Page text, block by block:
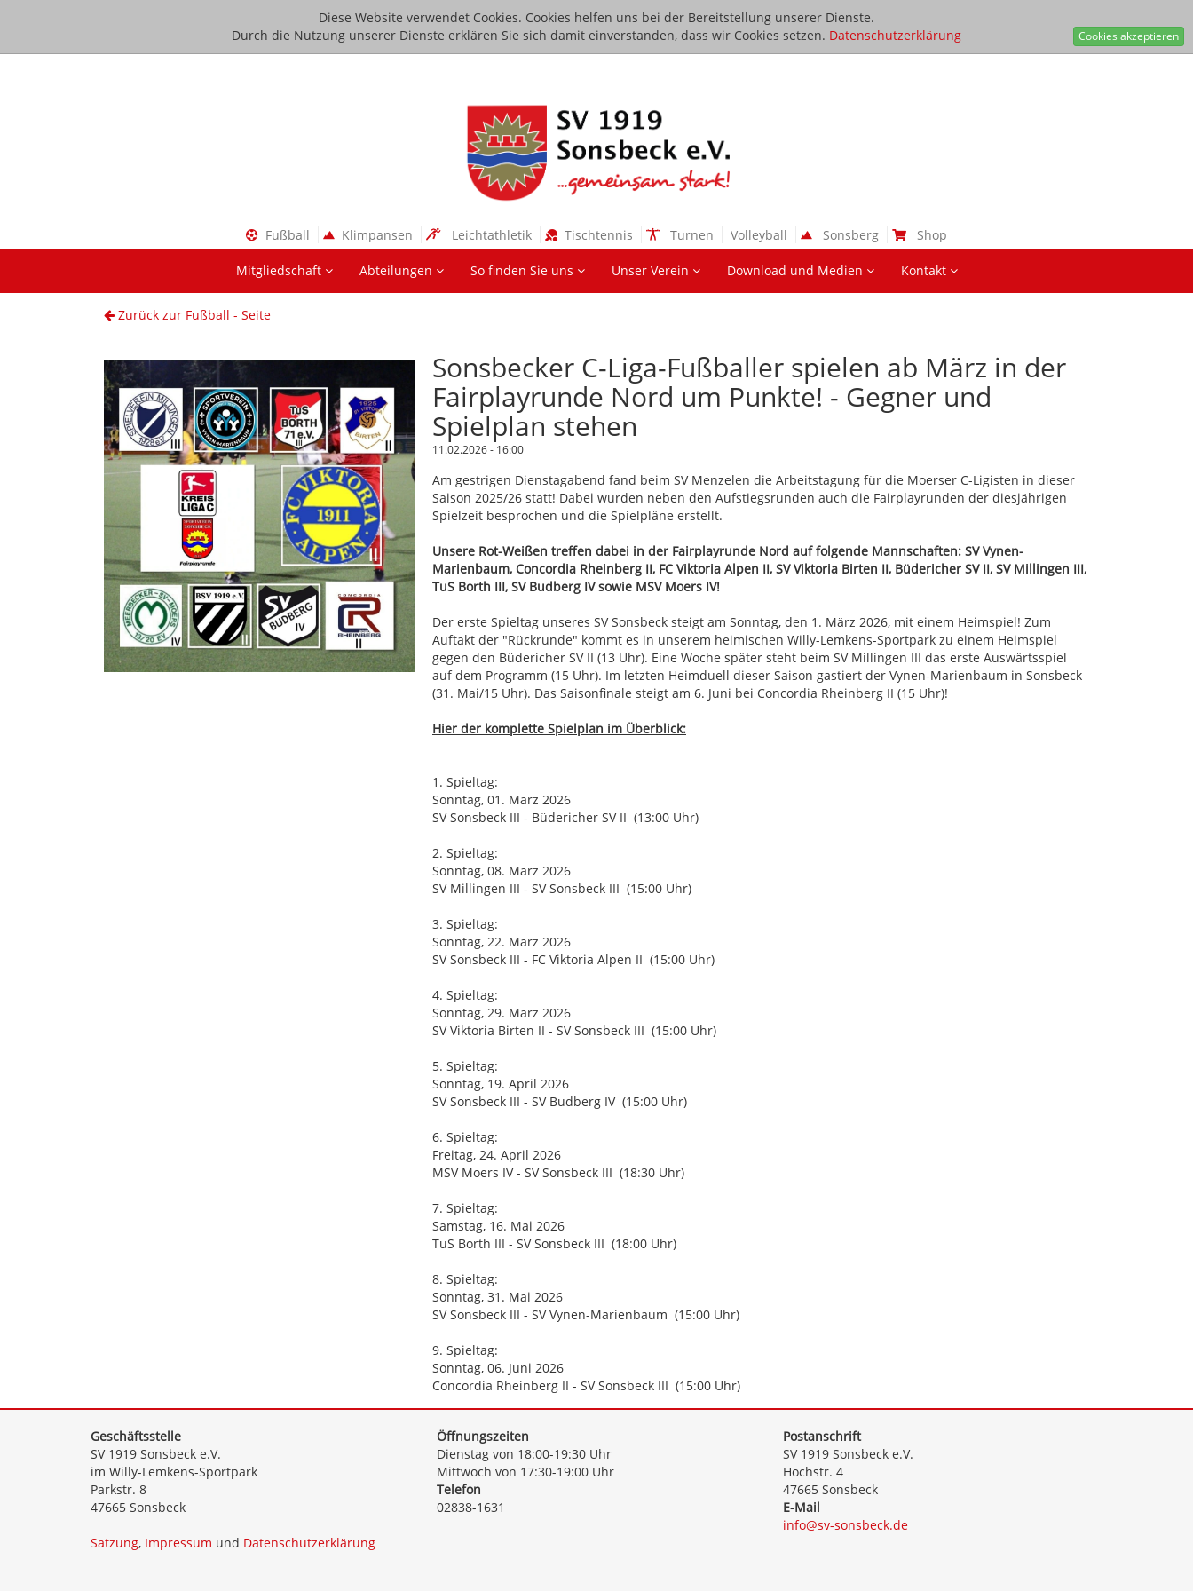
Diese Website verwendet Cookies. Cookies helfen uns bei der Bereitstellung unserer Dienste.
Durch die Nutzung unserer Dienste erklären Sie sich damit einverstanden, dass wir Cookies setzen. Datenschutzerklärung Cookies akzeptieren
Fußball Klimpansen Leichtathletik Tischtennis Turnen Volleyball Sonsberg Shop
Mitgliedschaft Abteilungen So finden Sie uns Unser Verein Download und Medien Kontakt
Zurück zur Fußball - Seite
Sonsbecker C-Liga-Fußballer spielen ab März in der
Fairplayrunde Nord um Punkte! - Gegner und
Spielplan stehen
11.02.2026 - 16:00
Am gestrigen Dienstagabend fand beim SV Menzelen die Arbeitstagung für die Moerser C-Ligisten in dieser
Saison 2025/26 statt! Dabei wurden neben den Aufstiegsrunden auch die Fairplayrunden der diesjährigen
Spielzeit besprochen und die Spielpläne erstellt.
Unsere Rot-Weißen treffen dabei in der Fairplayrunde Nord auf folgende Mannschaften: SV Vynen-
Marienbaum, Concordia Rheinberg II, FC Viktoria Alpen II, SV Viktoria Birten II, Büdericher SV II, SV Millingen III,
TuS Borth III, SV Budberg IV sowie MSV Moers IV!
Der erste Spieltag unseres SV Sonsbeck steigt am Sonntag, den 1. März 2026, mit einem Heimspiel! Zum
Auftakt der "Rückrunde" kommt es in unserem heimischen Willy-Lemkens-Sportpark zu einem Heimspiel
gegen den Büdericher SV II (13 Uhr). Eine Woche später steht beim SV Millingen III das erste Auswärtsspiel
auf dem Programm (15 Uhr). Im letzten Heimduell dieser Saison gastiert der Vynen-Marienbaum in Sonsbeck
(31. Mai/15 Uhr). Das Saisonfinale steigt am 6. Juni bei Concordia Rheinberg II (15 Uhr)!
Hier der komplette Spielplan im Überblick:
1. Spieltag:
Sonntag, 01. März 2026
SV Sonsbeck III - Büdericher SV II (13:00 Uhr)
2. Spieltag:
Sonntag, 08. März 2026
SV Millingen III - SV Sonsbeck III (15:00 Uhr)
3. Spieltag:
Sonntag, 22. März 2026
SV Sonsbeck III - FC Viktoria Alpen II (15:00 Uhr)
4. Spieltag:
Sonntag, 29. März 2026
SV Viktoria Birten II - SV Sonsbeck III (15:00 Uhr)
5. Spieltag:
Sonntag, 19. April 2026
SV Sonsbeck III - SV Budberg IV (15:00 Uhr)
6. Spieltag:
Freitag, 24. April 2026
MSV Moers IV - SV Sonsbeck III (18:30 Uhr)
7. Spieltag:
Samstag, 16. Mai 2026
TuS Borth III - SV Sonsbeck III (18:00 Uhr)
8. Spieltag:
Sonntag, 31. Mai 2026
SV Sonsbeck III - SV Vynen-Marienbaum (15:00 Uhr)
9. Spieltag:
Sonntag, 06. Juni 2026
Concordia Rheinberg II - SV Sonsbeck III (15:00 Uhr)
Geschäftsstelle
SV 1919 Sonsbeck e.V.
im Willy-Lemkens-Sportpark
Parkstr. 8
47665 Sonsbeck
Satzung, Impressum und Datenschutzerklärung
Öffnungszeiten
Dienstag von 18:00-19:30 Uhr
Mittwoch von 17:30-19:00 Uhr
Telefon
02838-1631
Postanschrift
SV 1919 Sonsbeck e.V.
Hochstr. 4
47665 Sonsbeck
E-Mail
info@sv-sonsbeck.de